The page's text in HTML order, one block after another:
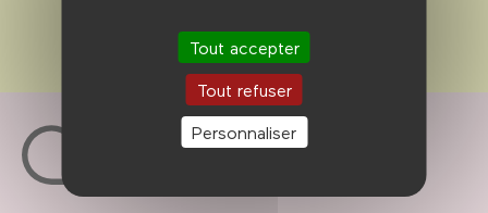
Tout accepter
Tout refuser
Personnaliser